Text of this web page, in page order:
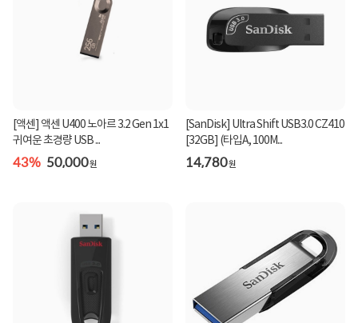
[액센] 액센 U400 노아르 3.2 Gen 1x1
귀여운 초경량 USB ...
43% 50,000원
[SanDisk] Ultra Shift USB3.0 CZ410
[32GB] (타입A, 100M...
14,780원